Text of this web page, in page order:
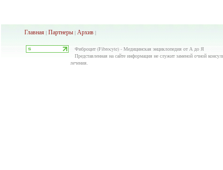
Главная | Партнеры | Архив |
Фиброцит (Fibrocyte) - Медицинская энциклопедия от А до Я
Представленная на сайте информация не служит заменой очной
лечения.